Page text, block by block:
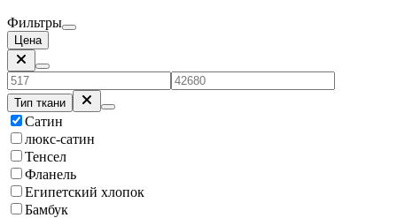
Фильтры
Цена
Тип ткани
Сатин
люкс-сатин
Тенсел
Фланель
Египетский хлопок
Бамбук